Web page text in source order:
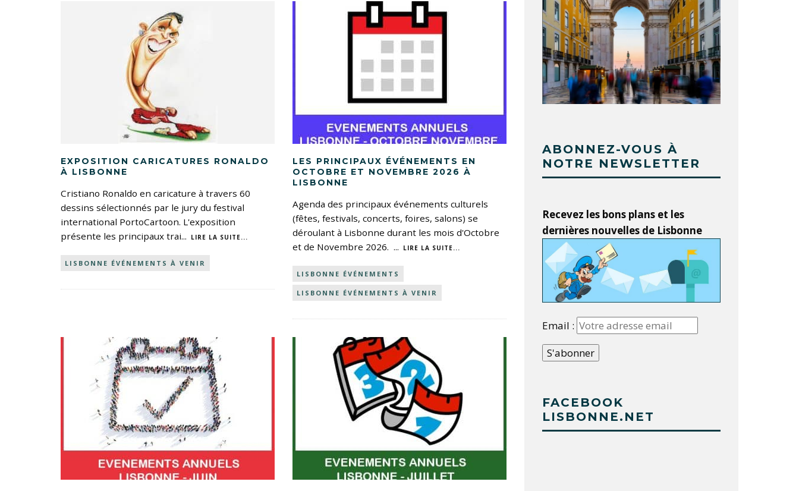
EXPOSITION CARICATURES RONALDO
À LISBONNE
Cristiano Ronaldo en caricature à travers 60
dessins sélectionnés par le jury du festival
international PortoCartoon. L'exposition
présente les principaux trai... LIRE LA SUITE...
LISBONNE ÉVÉNEMENTS À VENIR
LES PRINCIPAUX ÉVÉNEMENTS EN
OCTOBRE ET NOVEMBRE 2026 À
LISBONNE
Agenda des principaux événements culturels
(fêtes, festivals, concerts, foires, salons) se
déroulant à Lisbonne durant les mois d'Octobre
et de Novembre 2026. ... LIRE LA SUITE...
LISBONNE ÉVÉNEMENTS
LISBONNE ÉVÉNEMENTS À VENIR
ABONNEZ-VOUS À
NOTRE NEWSLETTER
Recevez les bons plans et les
dernières nouvelles de Lisbonne
Email :
FACEBOOK
LISBONNE.NET